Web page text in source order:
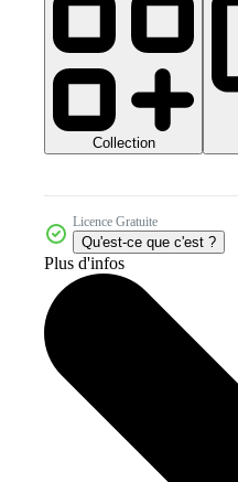
Collection
Licence Gratuite
Qu'est-ce que c'est ?
Plus d'infos